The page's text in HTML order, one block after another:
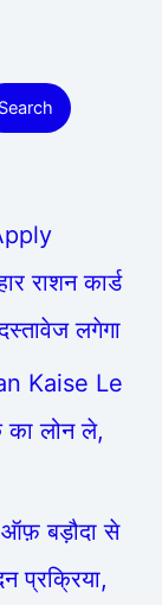
Search
राशन कार्ड
लगेगा
Kaise Le
लोन ले,
बड़ौदा से
प्रक्रिया,